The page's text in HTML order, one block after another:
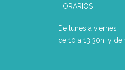
HORARIOS
De lunes a viernes
de 10 a 13:30h. y de